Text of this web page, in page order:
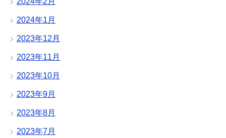
2024年1月
2023年12月
2023年11月
2023年10月
2023年9月
2023年8月
2023年7月